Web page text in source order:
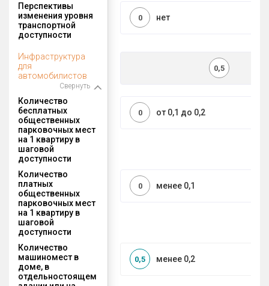
Перспективы
изменения уровня
транспортной
доступности
нет
0
Инфраструктура
для
автомобилистов
Свернуть
0,5
Количество
бесплатных
общественных
парковочных мест
на 1 квартиру в
шаговой
доступности
от 0,1 до 0,2
0
Количество
платных
общественных
парковочных мест
на 1 квартиру в
шаговой
доступности
менее 0,1
0
Количество
машиномест в
доме, в
отдельностоящем
менее 0,2
0,5